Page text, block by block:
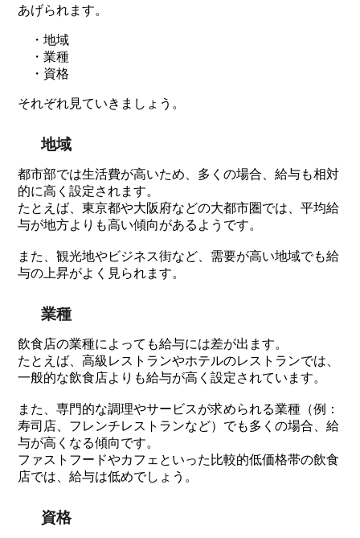
あげられます。
・地域
・業種
・資格
それぞれ見ていきましょう。
地域
都市部では生活費が高いため、多くの場合、給与も相対
的に高く設定されます。
たとえば、東京都や大阪府などの大都市圏では、平均給
与が地方よりも高い傾向があるようです。
また、観光地やビジネス街など、需要が高い地域でも給
与の上昇がよく見られます。
業種
飲食店の業種によっても給与には差が出ます。
たとえば、高級レストランやホテルのレストランでは、
一般的な飲食店よりも給与が高く設定されています。
また、専門的な調理やサービスが求められる業種（例：
寿司店、フレンチレストランなど）でも多くの場合、給
与が高くなる傾向です。
ファストフードやカフェといった比較的低価格帯の飲食
店では、給与は低めでしょう。
資格